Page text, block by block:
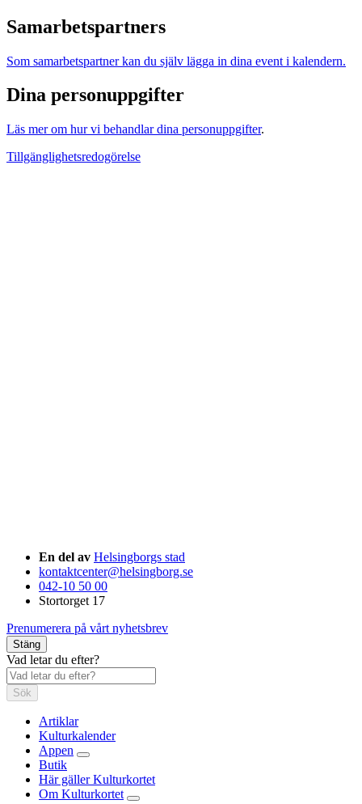
Samarbetspartners
Som samarbetspartner kan du själv lägga in dina event i kalendern.
Dina personuppgifter
Läs mer om hur vi behandlar dina personuppgifter.
Tillgänglighetsredogörelse
En del av Helsingborgs stad
kontaktcenter@helsingborg.se
042-10 50 00
Stortorget 17
Prenumerera på vårt nyhetsbrev
Stäng
Vad letar du efter?
Sök
Artiklar
Kulturkalender
Appen
Butik
Här gäller Kulturkortet
Om Kulturkortet